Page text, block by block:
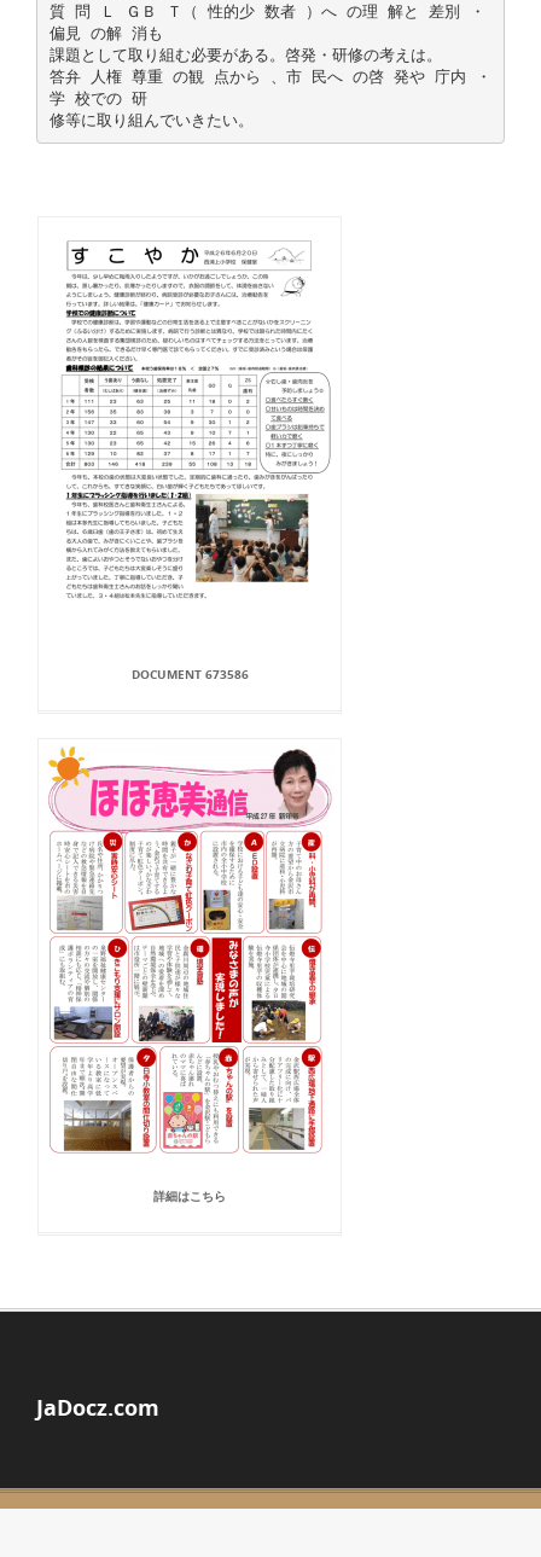
質 問 Ｌ ＧＢ Ｔ（ 性的少 数者 ）へ の理 解と 差別 ・
偏見 の解 消も
課題として取り組む必要がある。啓発・研修の考えは。
答弁 人権 尊重 の観 点から 、市 民へ の啓 発や 庁内 ・
学 校での 研
DOCUMENT 673586
詳細はこちら
JaDocz.com